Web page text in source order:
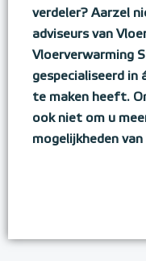
verdeler? Aarzel
adviseurs van
Vloerverwarming
gespecialiseerd
te maken heeft.
ook niet om u
mogelijkheden